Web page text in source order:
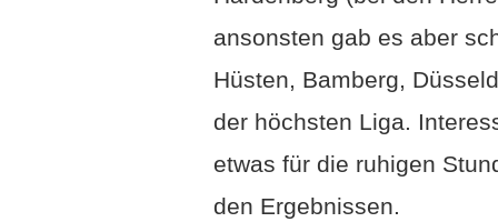
ansonsten gab es aber
Hüsten, Bamberg,
der höchsten Liga.
etwas für die ruhigen
den Ergebnissen.